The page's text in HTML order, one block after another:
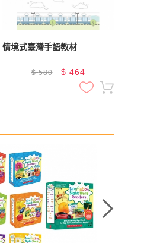
情境式臺灣手語教材
$580 $ 464